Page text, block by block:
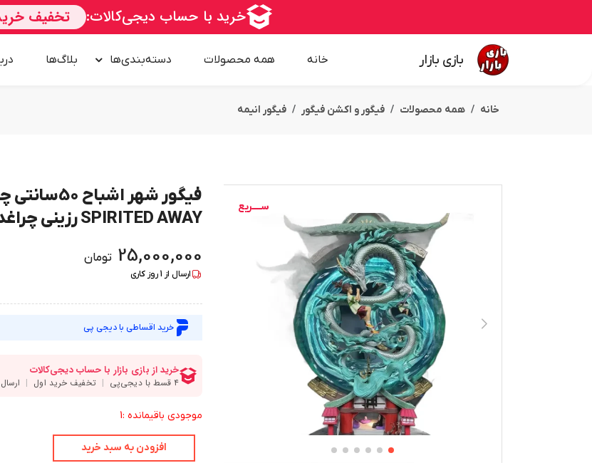
بازی بازار خانه همه محصولات دسته‌بندی‌ها بلاگ‌ها
خانه همه محصولات فیگور و اکشن فیگور فیگور انیمه
فیگور شهر اشباح
SPIRITED AWAY رزینی چراغدار
25,000,000 تومان
ارسال از 1روز کاری
خرید اقساطی با دیجی پی
موجودی باقیمانده :1
افزودن به سبد خرید